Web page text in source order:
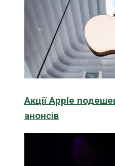
Акції Apple
анонсів